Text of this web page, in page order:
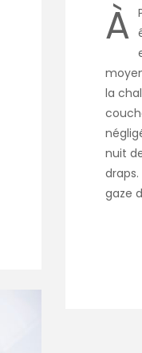
À
la
nuit
gaze